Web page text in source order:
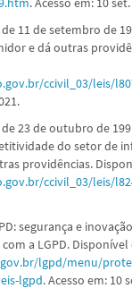
de 11 de setembro de
e dá outras
ccivil_03/leis/
de 23 de outubro de
do setor de
providências.
ccivil_03/leis/
segurança e
a LGPD. Disponível
lgpd/menu/
lgpd. Acesso em: 10